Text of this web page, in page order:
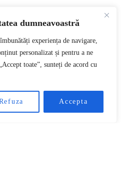
dumneavoastră
experiența de navigare,
personalizat și pentru a ne
toate”, sunteți de acord cu
Accepta
crypto
care
în
RO